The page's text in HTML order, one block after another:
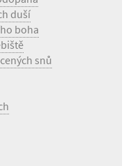
duší
boha
snů